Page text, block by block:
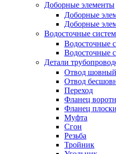
Доборные элементы
Доборные
Доборные
Водосточные
Водосточные
Водосточные
Детали
Отвод шовный
Отвод
Переход
Фланец
Фланец
Муфта
Сгон
Резьба
Тройник